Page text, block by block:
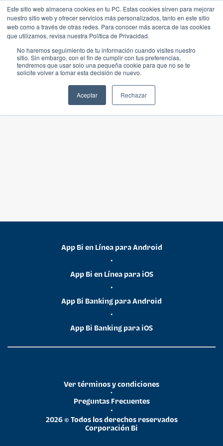
Este sitio web almacena cookies en tu PC. Estas cookies sirven para mejorar
nuestro sitio web y ofrecer servicios más personalizados, tanto en este sitio
web como a través de otras redes. Para conocer más acerca de las cookies
que utilizamos, revisa nuestra Política de Privacidad.
No haremos seguimiento de tu información cuando visites nuestro
sitio. Sin embargo, con el fin de cumplir con tus preferencias,
tendremos que usar solo una pequeña cookie para que no se te
solicite volver a tomar esta decisión de nuevo.
Aceptar Rechazar
App Bi en Línea para Android
•
App Bi en Línea para iOS
•
App Bi Banking para Android
•
App Bi Banking para iOS
2026 © Todos los derechos reservados
Corporación Bi
•
Preguntas Frecuentes
•
Ver términos y condiciones